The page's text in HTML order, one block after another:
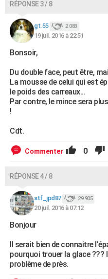
RÉPONSE 3 / 8
gt.55 2 083
19 juil. 2016 à 22:51
Bonsoir,
Du double face, peut être,
La mousse de celui qui est
le poids des carreaux...
Par contre, le mince sera
!
Cdt.
Commenter 0
RÉPONSE 4 / 8
stf_jpd87 29 905
20 juil. 2016 à 07:12
Bonjour
Il serait bien de connaitre
pourquoi trouer la glace ???
problème de près.